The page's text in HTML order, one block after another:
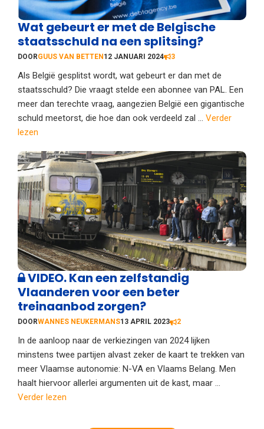
Wat gebeurt er met de Belgische
staatsschuld na een splitsing?
DOORGUUS VAN BETTEN 12 JANUARI 2024 3
Als België gesplitst wordt, wat gebeurt er dan met de
staatsschuld? Die vraagt stelde een abonnee van PAL. Een
meer dan terechte vraag, aangezien België een gigantische
schuld meetorst, die hoe dan ook verdeeld zal ... Verder
lezen
VIDEO. Kan een zelfstandig
Vlaanderen voor een beter
treinaanbod zorgen?
DOORWANNES NEUKERMANS13 APRIL 2023 2
In de aanloop naar de verkiezingen van 2024 lijken
minstens twee partijen alvast zeker de kaart te trekken van
meer Vlaamse autonomie: N-VA en Vlaams Belang. Men
haalt hiervoor allerlei argumenten uit de kast, maar ...
Verder lezen